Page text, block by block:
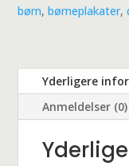
børn,børneplakater,
Yderligere
Anmeldelser (0)